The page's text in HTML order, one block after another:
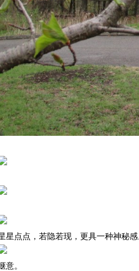
星点点，若隐若现，更具一种神秘
意。